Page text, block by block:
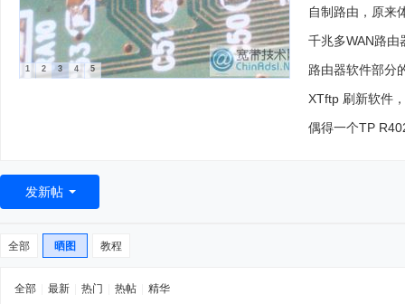
1 2 3 4 5
自制路由，原来
千兆多WAN路由
路由器软件部分
XTftp 刷新软件
偶得一个TP
发新帖
全部 晒图 教程
全部 最新 热门 热帖 精华